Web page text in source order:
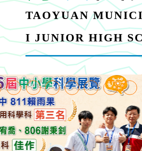
TAOYUAN
I JUNIOR HIGH
結果(第4招)】